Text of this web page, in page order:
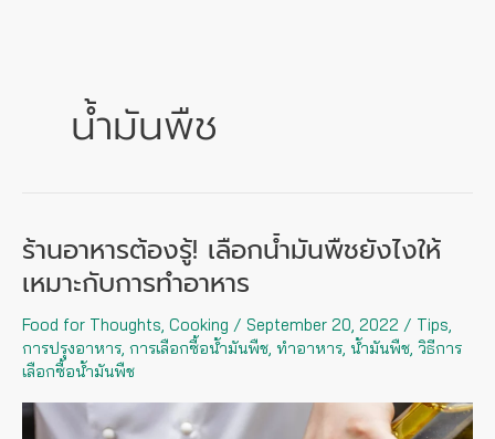
น้ำมันพืช
ร้านอาหารต้องรู้! เลือกน้ำมันพืชยังไงให้
เหมาะกับการทำอาหาร
Food for Thoughts, Cooking / September 20, 2022 / Tips,
การปรุงอาหาร, การเลือกซื้อน้ำมันพืช, ทำอาหาร, น้ำมันพืช, วิธีการ
เลือกซื้อน้ำมันพืช
ร้าน
ต้อง
รู้!
เลือก
น้ำมัน
พืช